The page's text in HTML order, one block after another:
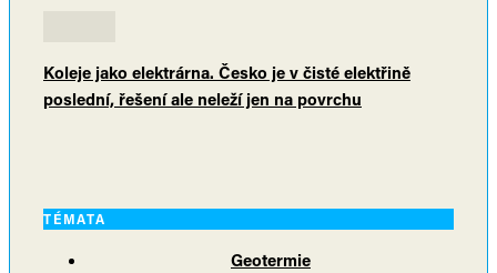
Koleje jako elektrárna. Česko je v čisté elektřině
poslední, řešení ale neleží jen na povrchu
TÉMATA
Geotermie